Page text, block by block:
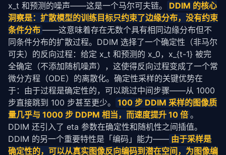
x_t 和预测的噪声——这是一个马尔可夫链。
DDIM 的核心
洞察是： 扩散模型的训练目标只约束了边缘分布，没有约束
条件分布 ——这意味着存在无数个具有相同边缘分布但不
同条件分布的扩散过程。DDIM 选择了一个确定性（非马尔
可夫）的反向过程：给定 x_t 和预测的 x_0，x_{t-1} 被完
全确定（不添加随机噪声），这使得反向过程变成了一个常
微分方程（ODE）的离散化。确定性采样的关键优势在
于：由于过程是确定性的，可以跳过中间步骤——从 1000
步直接跳到 100 步甚至更少。
100 步 DDIM 采样的图像质
量几乎与 1000 步 DDPM 相当，而速度提升 10 倍 。
DDIM 还引入了 eta 参数在确定性和随机性之间插值。
DDIM 的另一个重要特性是「编码」能力—— 由于采样是
确定性的，可以从真实图像反向编码到潜在空间，为图像编